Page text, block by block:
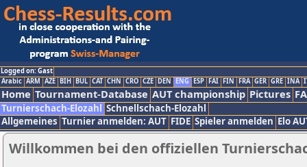
Logged on: Gast
Arabic ARM AZE BIH BUL CAT CHN CRO CZE DEN ENG ESP FAI FIN FRA GER GRE INA
Home Tournament-Database AUT championship Pictures
Turnierschach-Elozahl Schnellschach-Elozahl
Allgemeines Turnier anmelden: AUT FIDE Spieler anmelden Elo
Willkommen bei den offiziellen